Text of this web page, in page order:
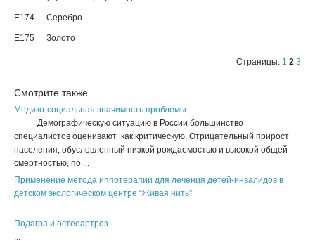
Е174 Серебро
Е175 Золото
Страницы: 1 2 3
Смотрите также
Медико-социальная значимость проблемы
Демографическую ситуацию в России большинство
специалистов оценивают как критическую. Отрицательный прирост
населения, обусловленный низкой рождаемостью и высокой общей
смертностью, по ...
Применение метода иппотерапии для лечения детей-инвалидов в
детском экологическом центре “Живая нить”
...
Подагра и остеоартроз
...